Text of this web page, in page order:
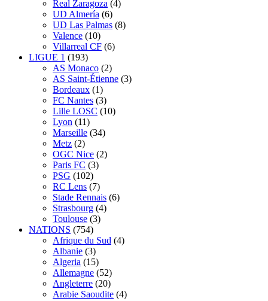
Real Zaragoza (4)
UD Almería (6)
UD Las Palmas (8)
Valence (10)
Villarreal CF (6)
LIGUE 1 (193)
AS Monaco (2)
AS Saint-Étienne (3)
Bordeaux (1)
FC Nantes (3)
Lille LOSC (10)
Lyon (11)
Marseille (34)
Metz (2)
OGC Nice (2)
Paris FC (3)
PSG (102)
RC Lens (7)
Stade Rennais (6)
Strasbourg (4)
Toulouse (3)
NATIONS (754)
Afrique du Sud (4)
Albanie (3)
Algeria (15)
Allemagne (52)
Angleterre (20)
Arabie Saoudite (4)